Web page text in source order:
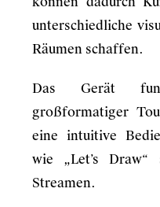
unterschiedliche
Räumen schaffen.
Das Gerät
großformatiger
eine intuitive
wie „Let’s
Streamen.